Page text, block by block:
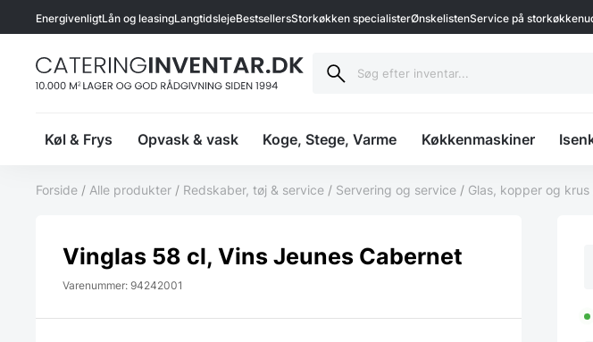
EnergivenligtLån og leasingLangtidslejeBestsellersStorkøkken specialisterØnskelistenService på
Køl & Frys Opvask & vask Koge, Stege, Varme Køkkenmaskiner
Forside / Alle produkter / Redskaber, tøj & service / Servering og service / Glas, kopper og krus
Vinglas 58 cl, Vins Jeunes Cabernet
Varenummer: 94242001